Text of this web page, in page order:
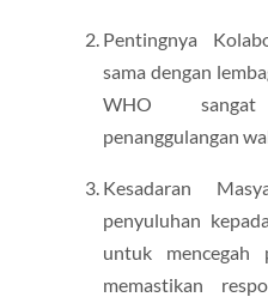
Pentingnya
sama dengan
WHO
penanggulangan
Kesadaran
penyuluhan
untuk mencegah
memastikan